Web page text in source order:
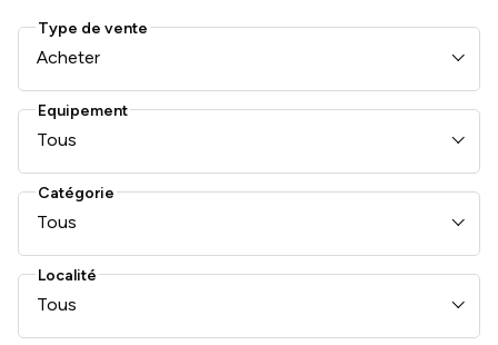
Type de vente
Acheter
Equipement
Tous
Catégorie
Tous
Localité
Tous